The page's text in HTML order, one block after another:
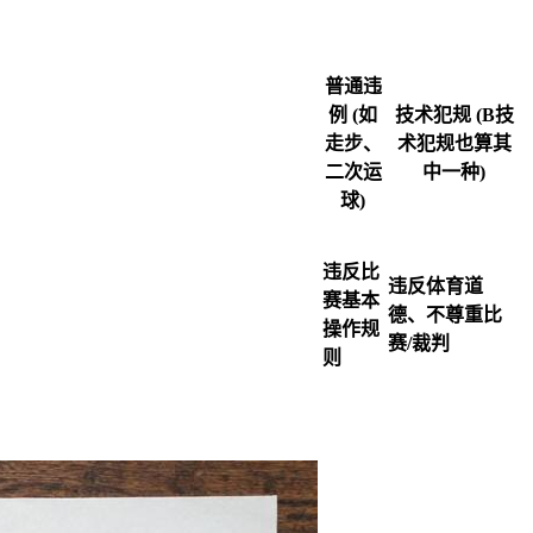
普通违
例 (如
走步、
二次运
球)
技术犯规 (B技
术犯规也算其
中一种)
违反比
赛基本
操作规
则
违反体育道
德、不尊重比
赛/裁判